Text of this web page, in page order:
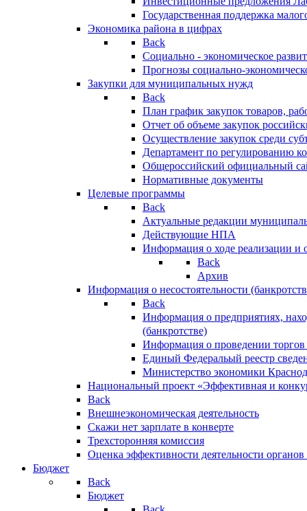
Государственная поддержка
Экономика района в цифрах
Back
Социально - экономическое
Прогнозы социально-
Закупки для муниципальных нужд
Back
План график закупок товаров,
Отчет об объеме закупок
Осуществление закупок среди
Департамент по регулированию
Общероссийский официальный
Нормативные документы
Целевые программы
Back
Актуальные редакции
Действующие НПА
Информация о ходе реализации
Back
Архив
Информация о несостоятельности
Back
Информация о предприятиях,
(банкротстве)
Информация о проведении
Единый Федеральый реестр
Министерство экономики
Национальный проект «Эффективная и
Back
Внешнеэкономическая деятельность
Скажи нет зарплате в конверте
Трехсторонняя комиссия
Оценка эффективности деятельности
Бюджет
Back
Бюджет